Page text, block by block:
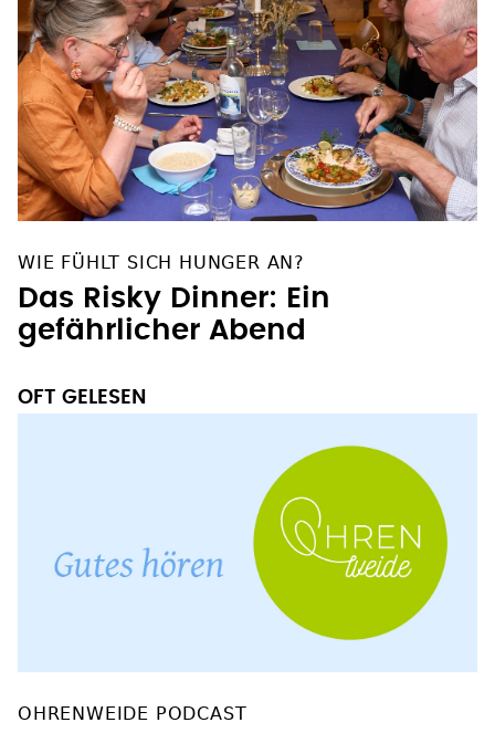
WIE FÜHLT SICH HUNGER AN?
Das Risky Dinner: Ein
gefährlicher Abend
OFT GELESEN
OHRENWEIDE PODCAST